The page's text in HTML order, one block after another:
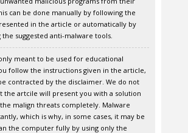
can be done manually by following the
in the article or automatically by
suggested anti-malware tools.
meant to be used for educational
follow the instructions given in the article,
contracted by the disclaimer. We do not
the artcile will present you with a solution
malign threats completely. Malware
which is why, in some cases, it may be
the computer fully by using only the